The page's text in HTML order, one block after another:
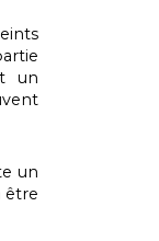
un
un
être